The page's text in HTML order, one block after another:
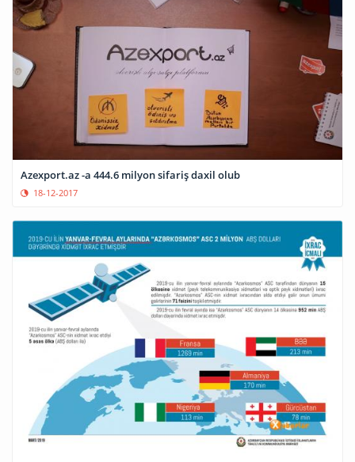
Azexport.az -a 444.6 milyon sifariş daxil olub
18-12-2017